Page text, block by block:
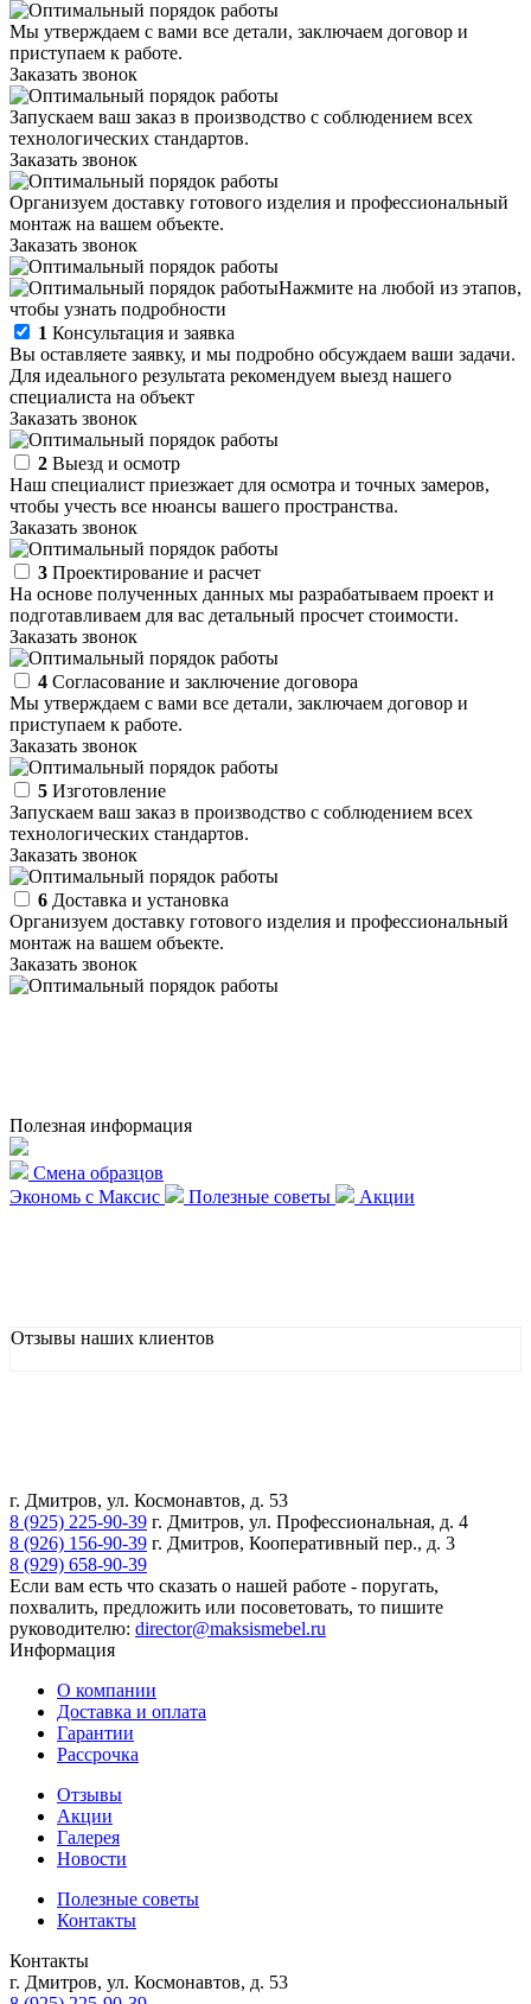
Мы утверждаем с вами все детали, заключаем договор и
приступаем к работе.
Заказать звонок
Запускаем ваш заказ в производство с соблюдением всех
технологических стандартов.
Заказать звонок
Организуем доставку готового изделия и профессиональный
монтаж на вашем объекте.
Заказать звонок
Нажмите на любой из этапов,
чтобы узнать подробности
1 Консультация и заявка
Вы оставляете заявку, и мы подробно обсуждаем ваши задачи.
Для идеального результата рекомендуем выезд нашего
специалиста на объект
Заказать звонок
2 Выезд и осмотр
Наш специалист приезжает для осмотра и точных замеров,
чтобы учесть все нюансы вашего пространства.
Заказать звонок
3 Проектирование и расчет
На основе полученных данных мы разрабатываем проект и
подготавливаем для вас детальный просчет стоимости.
Заказать звонок
4 Согласование и заключение договора
Мы утверждаем с вами все детали, заключаем договор и
приступаем к работе.
Заказать звонок
5 Изготовление
Запускаем ваш заказ в производство с соблюдением всех
технологических стандартов.
Заказать звонок
6 Доставка и установка
Организуем доставку готового изделия и профессиональный
монтаж на вашем объекте.
Заказать звонок
Полезная информация
Смена образцов
Экономь с Максис
Полезные советы Акции
Отзывы наших клиентов
г. Дмитров, ул. Космонавтов, д. 53
8 (925) 225-90-39 г. Дмитров, ул. Профессиональная, д. 4
8 (926) 156-90-39 г. Дмитров, Кооперативный пер., д. 3
8 (929) 658-90-39
Если вам есть что сказать о нашей работе - поругать,
похвалить, предложить или посоветовать, то пишите
руководителю: director@maksismebel.ru
Информация
О компании
Доставка и оплата
Гарантии
Рассрочка
Отзывы
Акции
Галерея
Новости
Полезные советы
Контакты
Контакты
г. Дмитров, ул. Космонавтов, д. 53